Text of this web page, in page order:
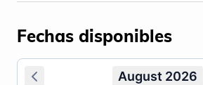
Fechas disponibles
August 2026